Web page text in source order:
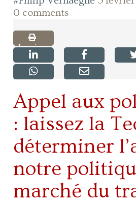
0 comments
Imprimer
Appel aux
: laissez la
déterminer
notre
marché du